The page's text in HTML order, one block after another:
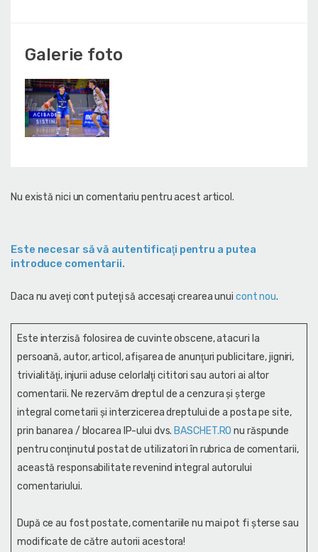
Galerie foto
Nu există nici un comentariu pentru acest articol.
Este necesar să vă autentificaţi pentru a putea
introduce comentarii.
Daca nu aveţi cont puteţi să accesaţi crearea unui cont nou.
Este interzisă folosirea de cuvinte obscene, atacuri la
persoană, autor, articol, afişarea de anunţuri publicitare, jigniri,
trivialităţi, injurii aduse celorlalţi cititori sau autori ai altor
comentarii. Ne rezervăm dreptul de a cenzura și şterge
integral cometarii și interzicerea dreptului de a posta pe site,
prin banarea / blocarea IP-ului dvs. BASCHET.RO nu răspunde
pentru conţinutul postat de utilizatori în rubrica de comentarii,
această responsabilitate revenind integral autorului
comentariului.
După ce au fost postate, comentariile nu mai pot fi șterse sau
modificate de către autorii acestora!